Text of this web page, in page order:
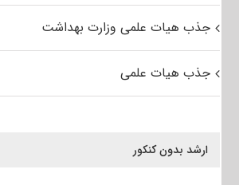
جذب هیات علمی وزارت بهداشت
جذب هیات علمی
ارشد بدون کنکور